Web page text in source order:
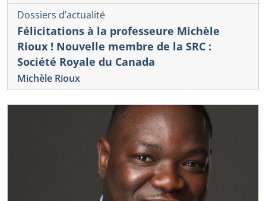
Dossiers d’actualité
Félicitations à la professeure Michèle
Rioux ! Nouvelle membre de la SRC :
Société Royale du Canada
Michèle Rioux